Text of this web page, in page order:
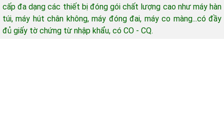
cấp đa dạng các thiết bị đóng gói chất lượng cao như máy hàn
túi, máy hút chân không, máy đóng đai, máy co màng...có đầy
đủ giấy tờ chứng từ nhập khẩu, có CO - CQ.